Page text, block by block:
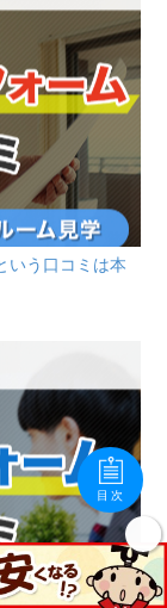
いう口コミは本
目次